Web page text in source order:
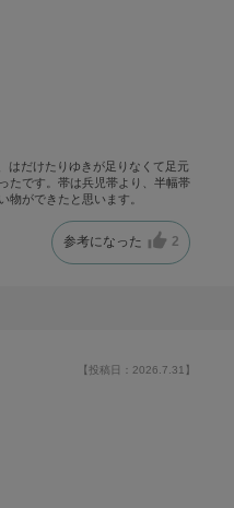
はだけたりゆきが足りなくて足元
たです。帯は兵児帯より、半幅帯
ができたと思います。
参考になった 2
【投稿日：2026.7.31】